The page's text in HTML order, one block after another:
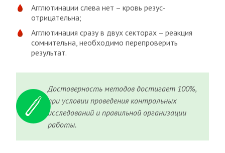
Агглютинации слева нет – кровь резус-
отрицательна;
Агглютинация сразу в двух секторах – реакция
сомнительна, необходимо перепроверить
результат.
Достоверность методов достигает 100%,
при условии проведения контрольных
исследований и правильной организации
работы.